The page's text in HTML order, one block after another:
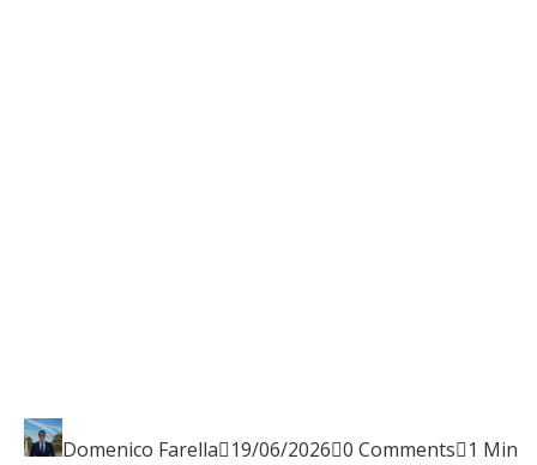
Domenico Farella 19/06/2026 0 Comments 1 Min